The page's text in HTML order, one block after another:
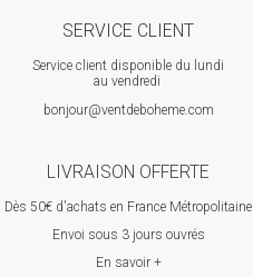
SERVICE CLIENT
Service client disponible du lundi
au vendredi
bonjour@ventdeboheme.com
LIVRAISON OFFERTE
Dès 50€ d'achats en France Métropolitaine
Envoi sous 3 jours ouvrés
En savoir +